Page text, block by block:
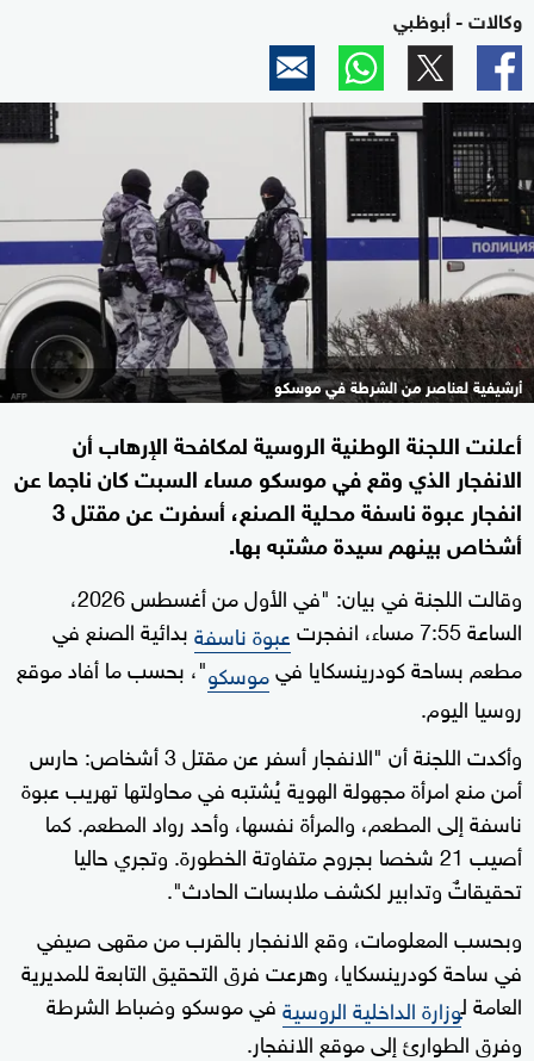
وكالات - أبوظبي
أرشيفية لعناصر من الشرطة في موسكو
أعلنت اللجنة الوطنية الروسية لمكافحة الإرهاب أن
الانفجار الذي وقع في موسكو مساء السبت كان ناجما عن
انفجار عبوة ناسفة محلية الصنع، أسفرت عن مقتل 3
أشخاص بينهم سيدة مشتبه بها.
وقالت اللجنة في بيان: "في الأول من أغسطس 2026،
الساعة 7:55 مساء، انفجرت
عبوة ناسفةبدائية الصنع في
مطعم بساحة كودرينسكايا فيموسكو"، بحسب ما أفاد موقع
روسيا اليوم.
وأكدت اللجنة أن "الانفجار أسفر عن مقتل 3 أشخاص: حارس
أمن منع امرأة مجهولة الهوية يُشتبه في محاولتها تهريب عبوة
ناسفة إلى المطعم، والمرأة نفسها، وأحد رواد المطعم. كما
أصيب 21 شخصا بجروح متفاوتة الخطورة. وتجري حاليا
تحقيقاتٌ وتدابير لكشف ملابسات الحادث".
وبحسب المعلومات، وقع الانفجار بالقرب من مقهى صيفي
في ساحة كودرينسكايا، وهرعت فرق التحقيق التابعة للمديرية
العامة لوزارة الداخلية الروسيةفي موسكو وضباط الشرطة
وفرق الطوارئ إلى موقع الانفجار.